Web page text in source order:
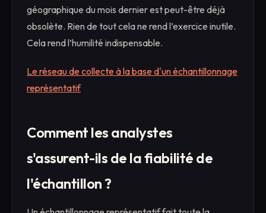
géographique du mois dernier est peut-être déjà
obsolète. Rien de tout cela ne rend l’exercice inutile.
Cela rend l’humilité indispensable.
Le réseau de collecte à la base d'un échantillonnage
représentatif
Comment les analystes
s'assurent-ils de la fiabilité de
l'échantillon ?